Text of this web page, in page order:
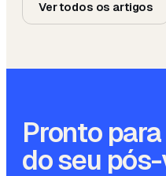
Ver todos os artigos
Pronto
do seu